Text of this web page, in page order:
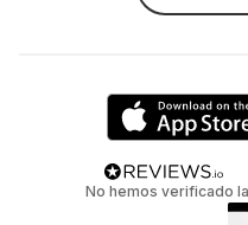
No hemos verificado